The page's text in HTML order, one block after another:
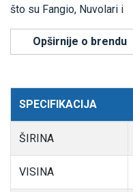
što su Fangio, Nuvolari i
Opširnije o brendu
SPECIFIKACIJA
ŠIRINA
VISINA